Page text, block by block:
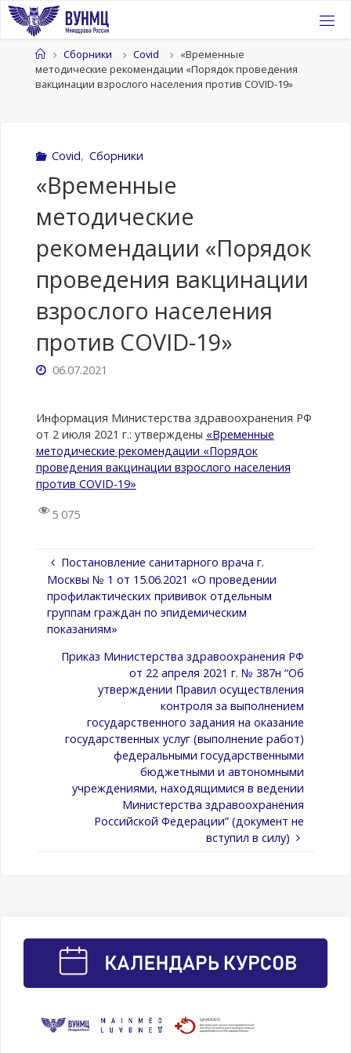
Перейти
содержимому
ГлавнаяСборники Covid
«Временные
методические рекомендации «Порядок проведения
вакцинации взрослого населения против COVID-19»
Covid, Сборники
«Временные
методические
рекомендации «Порядок
проведения вакцинации
взрослого населения
против COVID-19»
06.07.2021
Информация Министерства здравоохранения РФ
от 2 июля 2021 г.: утверждены «Временные
методические рекомендации «Порядок
проведения вакцинации взрослого населения
против COVID-19»
5 075
Постановление санитарного врача г.
Москвы № 1 от 15.06.2021 «О проведении
профилактических прививок отдельным
группам граждан по эпидемическим
показаниям»
Приказ Министерства здравоохранения РФ
от 22 апреля 2021 г. № 387н “Об
утверждении Правил осуществления
контроля за выполнением
государственного задания на оказание
государственных услуг (выполнение работ)
федеральными государственными
бюджетными и автономными
учреждениями, находящимися в ведении
Министерства здравоохранения
Российской Федерации” (документ не
вступил в силу)